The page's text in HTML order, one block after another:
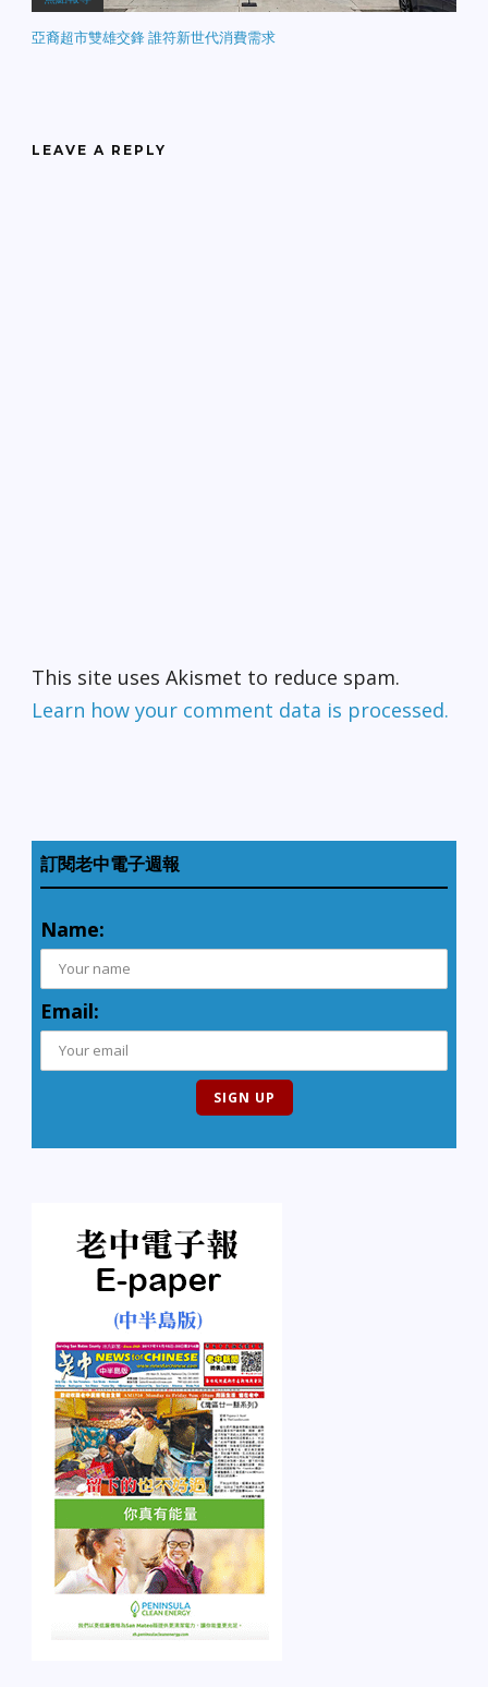
亞裔超市雙雄交鋒 誰符新世代消費需求
LEAVE A REPLY
This site uses Akismet to reduce spam.
Learn how your comment data is processed.
訂閱老中電子週報
Name:
Email: